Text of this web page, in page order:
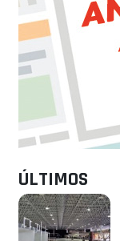
ÚLTIMOS